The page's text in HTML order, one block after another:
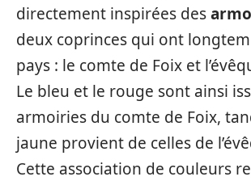
directement inspirées des
deux coprinces qui ont
pays : le comte de Foix et
Le bleu et le rouge sont ainsi
armoiries du comte de Foix,
jaune provient de celles de
Cette association de couleurs